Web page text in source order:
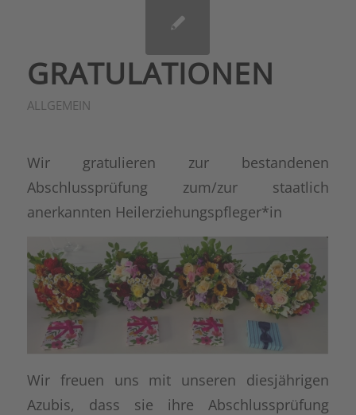
GRATULATIONEN
ALLGEMEIN
Wir gratulieren zur bestandenen
Abschlussprüfung zum/zur staatlich
anerkannten Heilerziehungspfleger*in
Wir freuen uns mit unseren diesjährigen
Azubis, dass sie ihre Abschlussprüfung